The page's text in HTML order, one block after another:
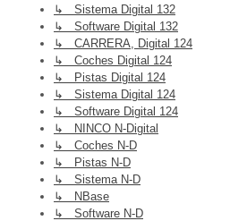
↳ Sistema Digital 132
↳ Software Digital 132
↳ CARRERA, Digital 124
↳ Coches Digital 124
↳ Pistas Digital 124
↳ Sistema Digital 124
↳ Software Digital 124
↳ NINCO N-Digital
↳ Coches N-D
↳ Pistas N-D
↳ Sistema N-D
↳ NBase
↳ Software N-D